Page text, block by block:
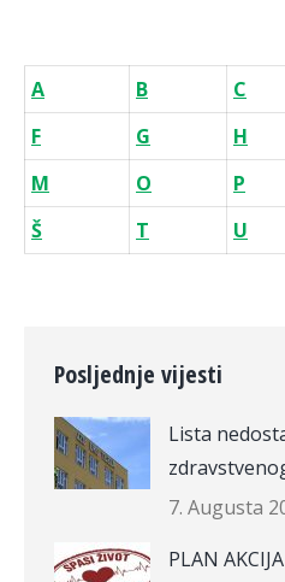
A B C
F
G H
M
O P
Š
T U
Posljednje vijesti
Lista
7. Augusta
PLAN